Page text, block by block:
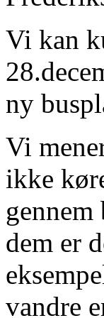
Vi kan
ny
Vi
ikke
dem er
vandre